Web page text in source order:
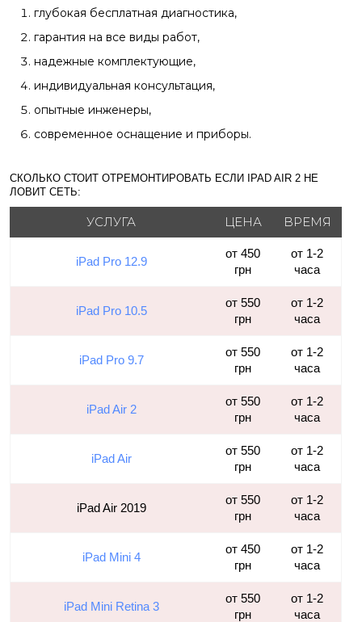
глубокая бесплатная диагностика,
гарантия на все виды работ,
надежные комплектующие,
индивидуальная консультация,
опытные инженеры,
современное оснащение и приборы.
СКОЛЬКО СТОИТ ОТРЕМОНТИРОВАТЬ ЕСЛИ IPAD AIR 2 НЕ
ЛОВИТ СЕТЬ:
УСЛУГА ЦЕНА ВРЕМЯ
iPad Pro 12.9
от 450
грн
от 1-2
часа
iPad Pro 10.5
от 550
грн
от 1-2
часа
iPad Pro 9.7
от 550
грн
от 1-2
часа
iPad Air 2
от 550
грн
от 1-2
часа
iPad Air
от 550
грн
от 1-2
часа
iPad Air 2019
от 550
грн
от 1-2
часа
iPad Mini 4
от 450
грн
от 1-2
часа
iPad Mini Retina 3
от 550
грн
от 1-2
часа